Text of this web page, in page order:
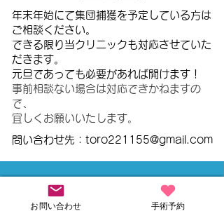
年末年始にて集団捕獲を予定している方は
ご相談ください。
できる限り当クリニックも対応させていた
だきます。
元旦であっても必要があれば開けます！
事前相談ない場合は対応できかねますの
で、
宜しくお願いいたします。
問い合わせ先： toro221155@gmail.com
お問い合わせ 手術予約